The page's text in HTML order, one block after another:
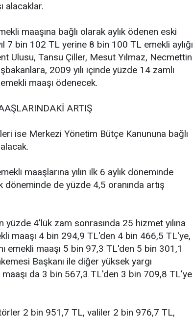
alacaklar.
maaşına bağlı olarak aylık ödenen eski
7 bin 102 TL yerine 8 bin 100 TL emekli aylığı
Ulusu, Tansu Çiller, Mesut Yılmaz, Necmettin
2009 yılı içinde yüzde 14 zamlı
maaşı ödenecek.
ARTIŞ
ise Merkezi Yönetim Bütçe Kanununa bağlı
maaşlarına yılın ilk 6 aylık döneminde
döneminde de yüzde 4,5 oranında artış
yüzde 4'lük zam sonrasında 25 hizmet yılına
maaşı 4 bin 294,9 TL'den 4 bin 466,5 TL'ye,
emekli maaşı 5 bin 97,3 TL'den 5 bin 301,1
Başkanı ile diğer yüksek yargı
maaşı da 3 bin 567,3 TL'den 3 bin 709,8 TL'ye
2 bin 951,7 TL, valiler 2 bin 976,7 TL,